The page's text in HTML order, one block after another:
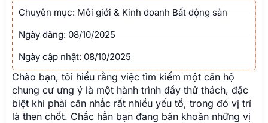
Chuyên mục: Môi giới & Kinh doanh Bất động sản
Ngày đăng: 08/10/2025
Ngày cập nhật: 08/10/2025
Chào bạn, tôi hiểu rằng việc tìm kiếm một căn hộ
chung cư ưng ý là một hành trình đầy thử thách, đặc
biệt khi phải cân nhắc rất nhiều yếu tố, trong đó vị trí
là then chốt. Chắc hẳn bạn đang băn khoăn những vị